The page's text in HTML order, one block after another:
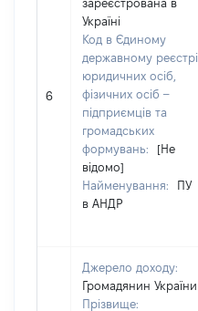
6
зареєстрована в
Україні
Код в Єдиному
державному реєстрі
юридичних осіб,
фізичних осіб –
підприємців та
громадських
формувань:
[Не
відомо]
Найменування:
ПУ
в АНДР
Джерело доходу:
Громадянин України
Прізвище: